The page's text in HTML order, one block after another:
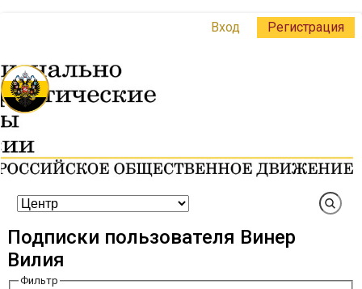
Вход Регистрация
Подписки пользователя Винер
Вилия
Фильтр